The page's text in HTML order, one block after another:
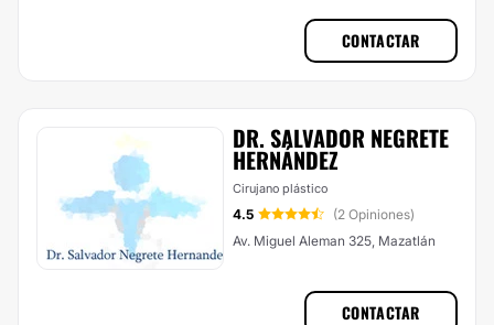
CONTACTAR
DR. SALVADOR NEGRETE
HERNÁNDEZ
Cirujano plástico
4.5
(2 Opiniones)
Av. Miguel Aleman 325, Mazatlán
CONTACTAR